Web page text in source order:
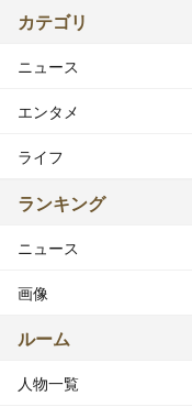
カテゴリ
ニュース
エンタメ
ライフ
ランキング
ニュース
画像
ルーム
人物一覧